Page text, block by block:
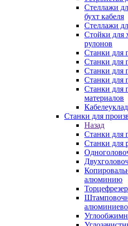
Стеллажи
бухт кабеля
Стеллажи
Стойки для
рулонов
Станки для
Станки для
Станки для
Станки для
Станки для
материалов
Станки для
Назад
Станки для
Станки для
алюминию